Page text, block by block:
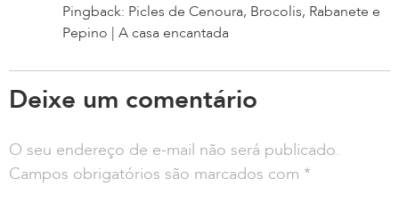
Pingback: Picles de Cenoura, Brocolis, Rabanete e
Pepino | A casa encantada
Deixe um comentário
O seu endereço de e-mail não será publicado.
Campos obrigatórios são marcados com *